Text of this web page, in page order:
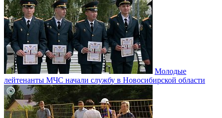
Молодые
лейтенанты МЧС начали службу в Новосибирской области